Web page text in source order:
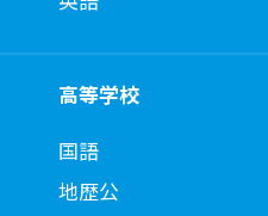
高等学校
国語
地歴公